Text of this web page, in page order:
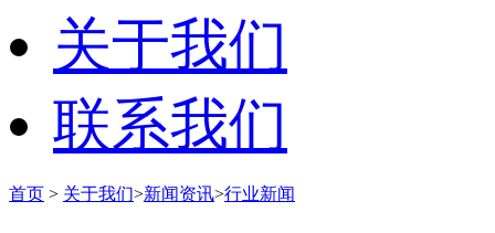
关于我们
联系我们
首页 > 关于我们>新闻资讯>行业新闻